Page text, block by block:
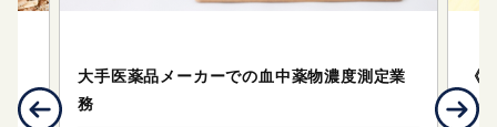
大手医薬品メーカーでの血中薬物濃度測定業
務
《
る